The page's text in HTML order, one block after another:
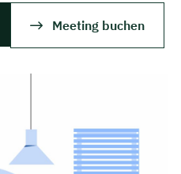
Meeting buchen